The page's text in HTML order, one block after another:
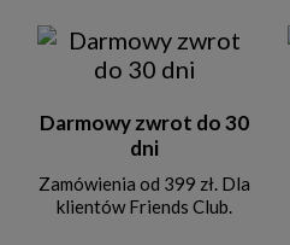
Darmowy zwrot do 30
dni
Zamówienia od 399 zł. Dla
klientów Friends Club.